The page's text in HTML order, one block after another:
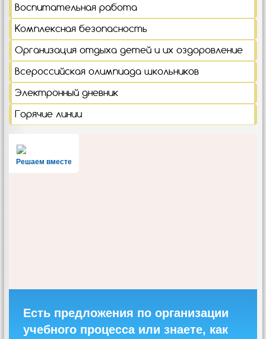
Воспитательная работа
Комплексная безопасность
Организация отдыха детей и их оздоровление
Всероссийская олимпиада школьников
Электронный дневник
Горячие линии
Решаем вместе
Есть предложения по организации
учебного процесса или знаете, как